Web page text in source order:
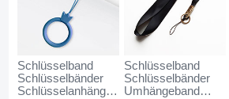
Schlüsselband
Schlüsselbänder
Schlüsselanhänger
Schlüsselband
Schlüsselbänder
Umhängeband